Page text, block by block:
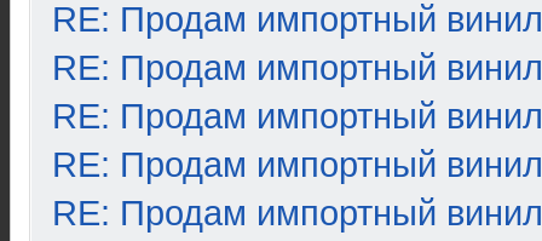
RE: Продам импортный винил
RE: Продам импортный винил
RE: Продам импортный винил
RE: Продам импортный винил
RE: Продам импортный винил